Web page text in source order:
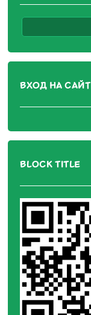
ВХОД НА САЙТ
BLOCK TITLE